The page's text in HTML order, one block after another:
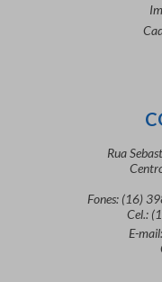
Rua
Fones: (16)
Cel.:
E-